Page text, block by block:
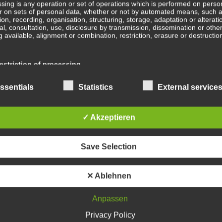
is any operation or set of operations which is performed on
on sets of personal data, whether or not by automated means, such
recording, organisation, structuring, storage, adaptation or
consultation, use, disclosure by transmission, dissemination or
available, alignment or combination, restriction, erasure or
of processing
of processing is the marking of stored personal data with the aim
their processing in the future.
means any form of automated processing of personal data consisting
of personal data to evaluate certain personal aspects relating to a
in particular to analyse or predict aspects concerning that natural
at work, economic situation, health, personal preferences,
behaviour, location or movements.
Statistics External services
✓ Akzeptieren
Save Selection
✕ Ablehnen
Anpassen
Privacy Policy